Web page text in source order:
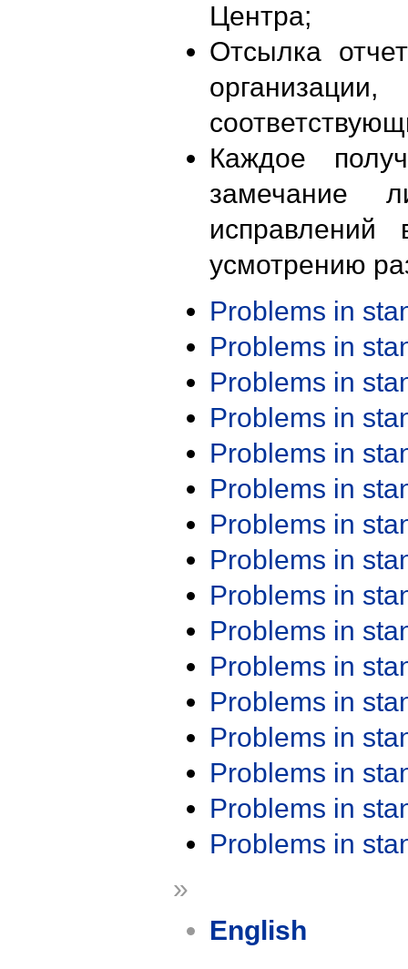
Центра;
Отсылка
Каждое
замечание
исправлений
усмотрению
Problems in
Problems in
Problems in
Problems in
Problems in
Problems in
Problems in
Problems in
Problems in
Problems in
Problems in
Problems in
Problems in
Problems in
Problems in
Problems in
»
English